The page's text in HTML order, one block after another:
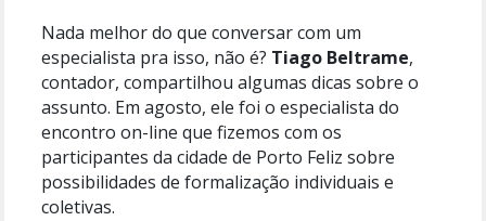
Nada melhor do que conversar com um
especialista pra isso, não é? Tiago Beltrame,
contador, compartilhou algumas dicas sobre o
assunto. Em agosto, ele foi o especialista do
encontro on-line que fizemos com os
participantes da cidade de Porto Feliz sobre
possibilidades de formalização individuais e
coletivas.